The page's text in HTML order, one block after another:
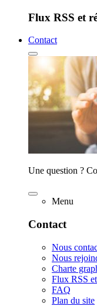
Flux RSS et
Contact
Une question ?
Menu
Contact
Nous
Nous
Charte
Flux RSS
FAQ
Plan du site